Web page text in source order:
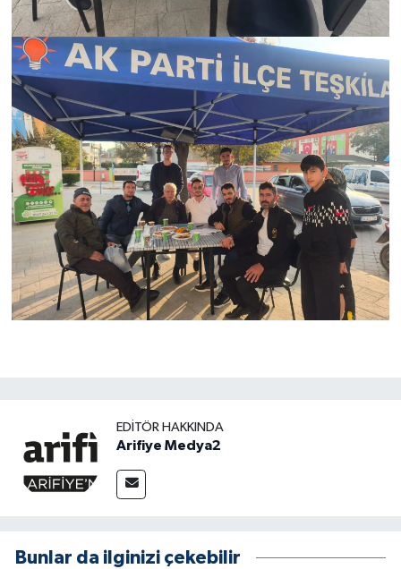
EDITÖR HAKKINDA
Arifiye Medya2
Bunlar da ilginizi çekebilir